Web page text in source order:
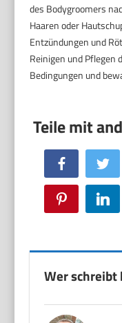
des Bodygroomers
Haaren oder
Entzündungen und
Reinigen und Pflegen
Bedingungen und
Facebook
Pinterest
Wer schreibt